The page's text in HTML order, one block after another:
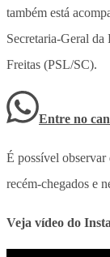
também está
Secretaria-Geral
Freitas (PSL/SC).
Entre no
É possível observar
recém-chegados e
Veja vídeo do